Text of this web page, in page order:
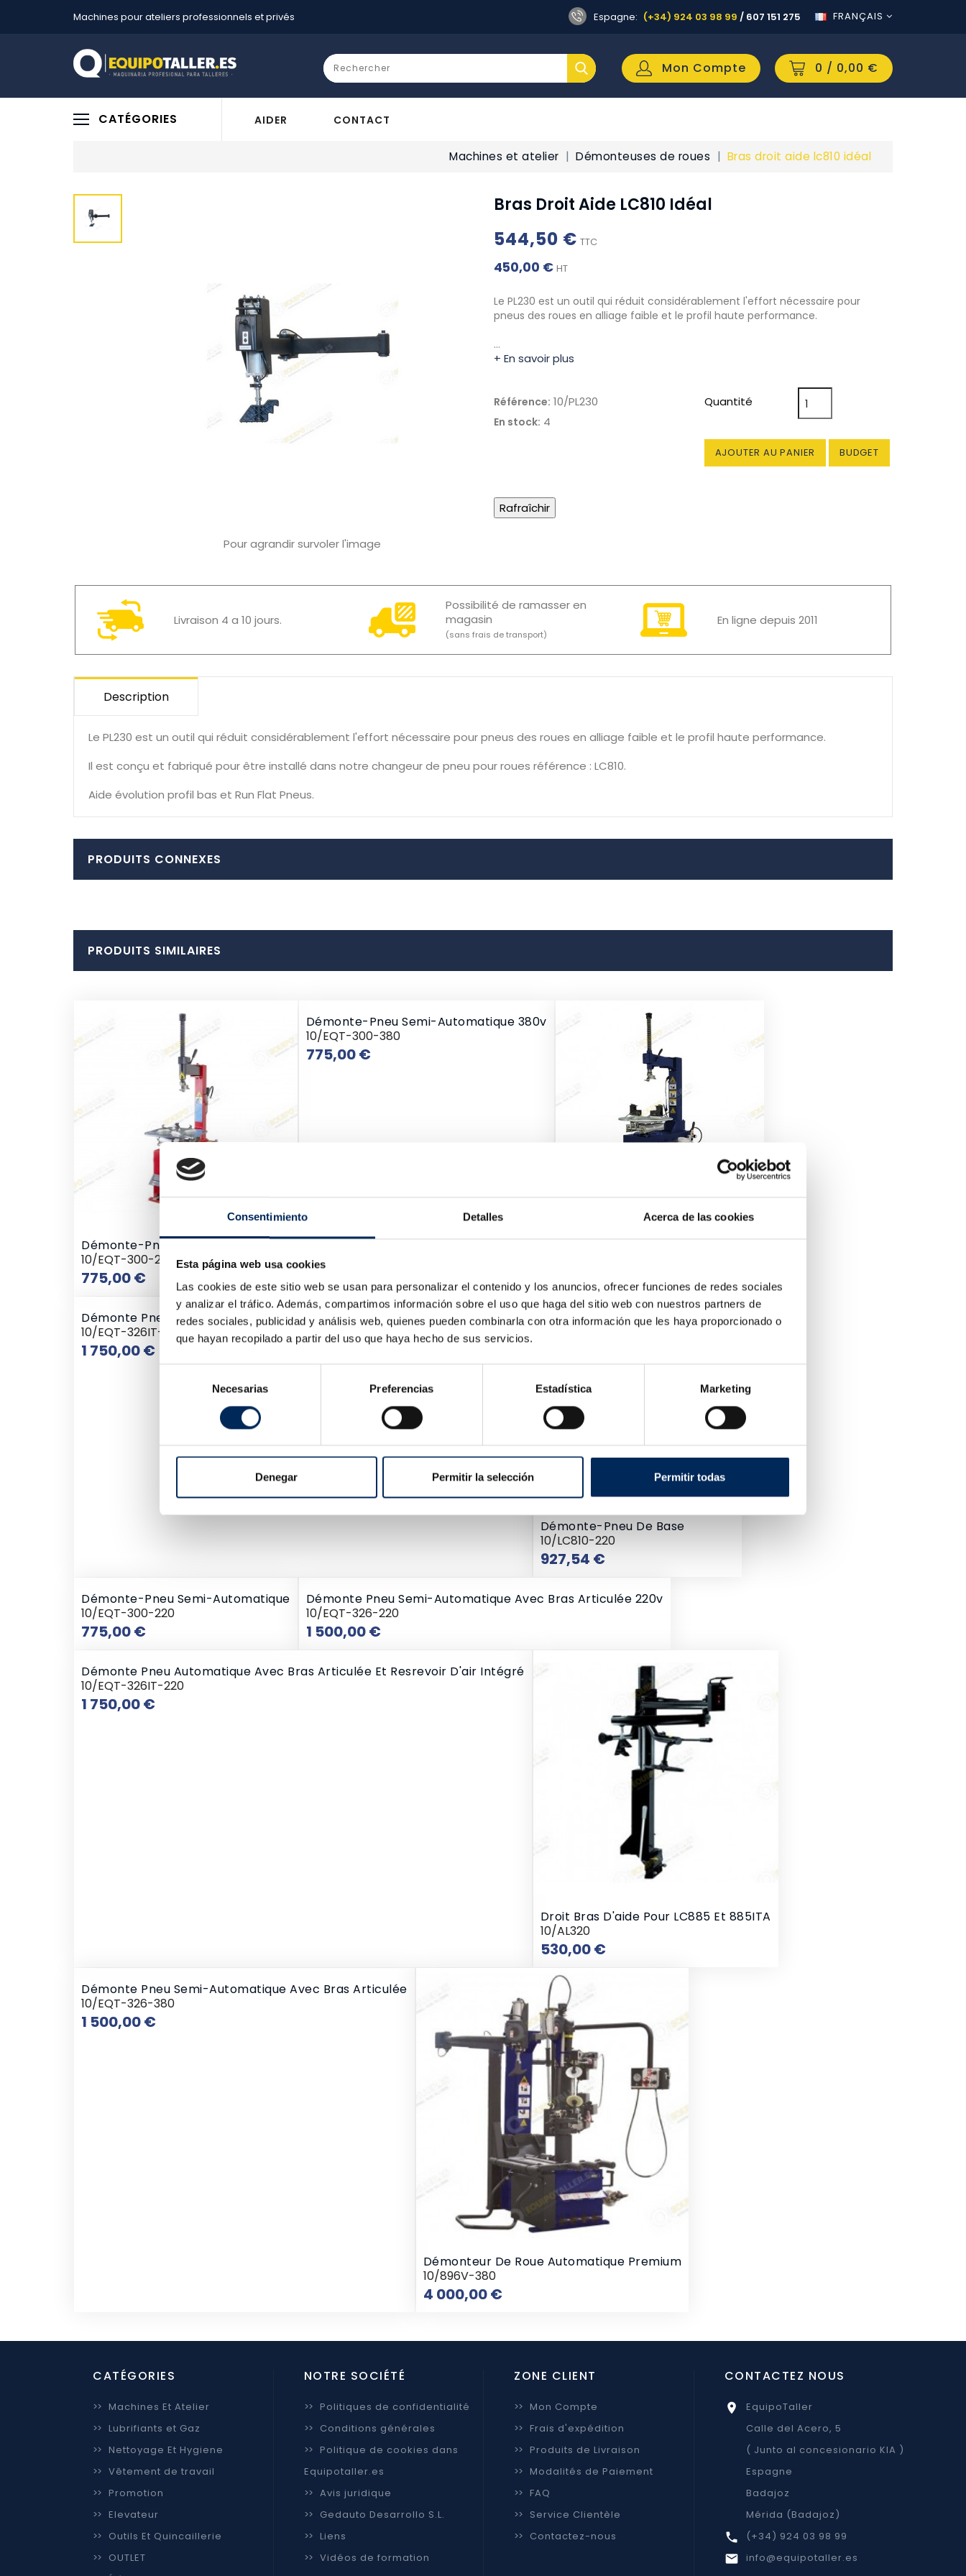
Consentimiento Detalles Acerca de las cookies
Esta página web usa cookies
Las cookies de este sitio web se usan para personalizar el contenido y los anuncios, ofrecer funciones de redes sociales
y analizar el tráfico. Además, compartimos información sobre el uso que haga del sitio web con nuestros partners de
redes sociales, publicidad y análisis web, quienes pueden combinarla con otra información que les haya proporcionado o
que hayan recopilado a partir del uso que haya hecho de sus servicios.
consentimiento
Necesarias Preferencias Estadística Marketing
Denegar Permitir la selección Permitir todas
Machines pour ateliers professionnels et privés Espagne: (+34) 924 03 98 99 / 607 151 275 FRANÇAIS
0 / 0,00 €
Mon Compte
CATÉGORIES AIDER CONTACT
Machines et atelier Démonteuses de roues Bras droit aide lc810 idéal
Pour agrandir survoler l'image
Bras Droit Aide LC810 Idéal
544,50 € TTC
450,00 € HT
Le PL230 est un outil qui réduit considérablement l'effort nécessaire pour
pneus des roues en alliage faible et le profil haute performance.
…
+ En savoir plus
Référence: 10/PL230
En stock: 4
Quantité
AJOUTER AU PANIER BUDGET
Livraison 4 a 10 jours.
Possibilité de ramasser en
magasin
(sans frais de transport)
En ligne depuis 2011
Description
Le PL230 est un outil qui réduit considérablement l'effort nécessaire pour pneus des roues en alliage faible et le profil haute performance.
Il est conçu et fabriqué pour être installé dans notre changeur de pneu pour roues référence : LC810.
Aide évolution profil bas et Run Flat Pneus.
PRODUITS CONNEXES
PRODUITS SIMILAIRES
Démonte-Pneu Semi-Automatique
10/EQT-300-220R
775,00 €
Démonte-Pneu Semi-Automatique 380v
10/EQT-300-380
775,00 €Prix
10/LC810-380
Démonte Pneu Automatique Avec Bras Articulée Et Resrevoir D'air Intégré
10/EQT-326IT-380
1 750,00 €
Démonte-Pneu De Base
10/LC810-220
927,54 €Prix
Démonte-Pneu Semi-Automatique
10/EQT-300-220
775,00 €
Démonte Pneu Semi-Automatique Avec Bras Articulée 220v
10/EQT-326-220
1 500,00 €Prix
Démonte Pneu Automatique Avec Bras Articulée Et Resrevoir D'air Intégré
10/EQT-326IT-220
1 750,00 €
Droit Bras D'aide Pour LC885 Et 885ITA
10/AL320
530,00 €Prix
Démonte Pneu Semi-Automatique Avec Bras Articulée
10/EQT-326-380
1 500,00 €
Démonteur De Roue Automatique Premium
10/896V-380
4 000,00 €Prix
CATÉGORIES
>> Machines Et Atelier
>> Lubrifiants et Gaz
>> Nettoyage Et Hygiene
>> Vêtement de travail
>> Promotion
>> Elevateur
>> Outils Et Quincaillerie
>> OUTLET
NOTRE SOCIÉTÉ
>> Politiques de confidentialité
>> Conditions générales
>> Politique de cookies dans
Equipotaller.es
>> Avis juridique
>> Gedauto Desarrollo S.L.
>> Liens
>> Vidéos de formation
ZONE CLIENT
>> Mon Compte
>> Frais d'expédition
>> Produits de Livraison
>> Modalités de Paiement
>> FAQ
>> Service Clientèle
>> Contactez-nous
CONTACTEZ NOUS

EquipoTaller
Calle del Acero, 5
( Junto al concesionario KIA )
Espagne
Badajoz
Mérida (Badajoz)
 (+34) 924 03 98 99
 info@equipotaller.es